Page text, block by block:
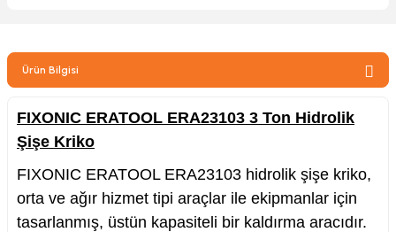
Ürün Bilgisi
FIXONIC ERATOOL ERA23103 3 Ton Hidrolik
Şişe Kriko
FIXONIC ERATOOL ERA23103 hidrolik şişe kriko,
orta ve ağır hizmet tipi araçlar ile ekipmanlar için
tasarlanmış, üstün kapasiteli bir kaldırma aracıdır.